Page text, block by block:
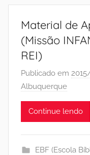
Material de
(Missão
REI)
Publicado em
Albuquerque
Continue lendo
EBF (Escola